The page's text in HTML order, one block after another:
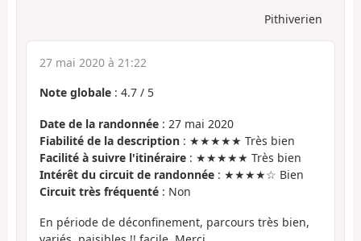
Pithiverien
27 mai 2020 à 21:22
Note globale : 4.7 / 5
Date de la randonnée : 27 mai 2020
Fiabilité de la description : ★★★★★ Très bien
Facilité à suivre l'itinéraire : ★★★★★ Très bien
Intérêt du circuit de randonnée : ★★★★☆ Bien
Circuit très fréquenté : Non
En période de déconfinement, parcours très bien,